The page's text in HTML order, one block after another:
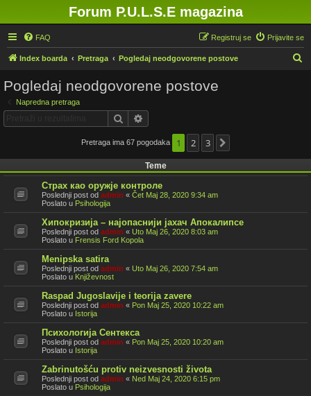
Forum P.U.L.S.E magazina
FAQ Prijavite se
Registruj se
Index boarda Pretraga Pogledaj neodgovorene postove
g
a
Pogledaj neodgovorene postove
Napredna pretraga
Pretraga
Pretraga ima 67 pogodaka 1 2 3
Teme
Страх као оружје контроле
Poslednji post od admin « Čet Maj 28, 2020 9:34 am
Poslato u Psihologija
Хипокризија – најопаснији јахач Апокалипсе
Poslednji post od admin « Uto Maj 26, 2020 8:03 am
Poslato u Frensis Ford Kopola
Menipska satira
Poslednji post od admin « Uto Maj 26, 2020 7:54 am
Poslato u Književnost
Raspad Jugoslavije i teorija zavere
Poslednji post od admin « Pon Maj 25, 2020 10:22 am
Poslato u Istorija
Психологија Сентекса
Poslednji post od admin « Pon Maj 25, 2020 10:20 am
Poslato u Istorija
Zabrinutošću protiv neizvesnosti života
Poslednji post od admin « Ned Maj 24, 2020 6:15 pm
Poslato u Psihologija